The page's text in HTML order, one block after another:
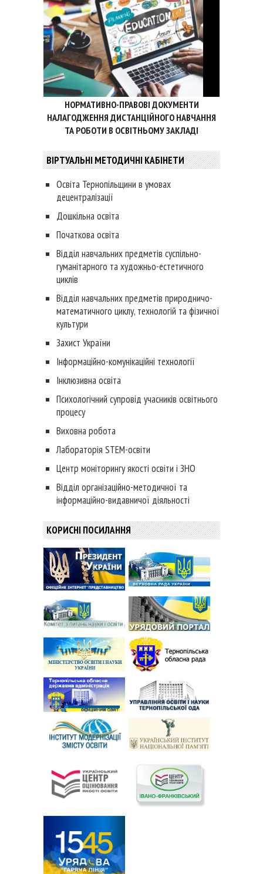
НОРМАТИВНО-ПРАВОВІ ДОКУМЕНТИ
НАЛАГОДЖЕННЯ ДИСТАНЦІЙНОГО НАВЧАННЯ
ТА РОБОТИ В ОСВІТНЬОМУ ЗАКЛАДІ
ВІРТУАЛЬНІ МЕТОДИЧНІ КАБІНЕТИ
Освіта Тернопільщини в умовах
децентралізації
Дошкільна освіта
Початкова освіта
Відділ навчальних предметів суспільно-
гуманітарного та художньо-естетичного
циклів
Відділ навчальних предметів природничо-
математичного циклу, технологій та фізичної
культури
Захист України
Інформаційно-комунікаційні технології
Інклюзивна освіта
Психологічний супровід учасників освітнього
процесу
Виховна робота
Лабораторія STEM-освіти
Центр моніторингу якості освіти і ЗНО
Відділ організаційно-методичної та
інформаційно-видавничої діяльності
КОРИСНІ ПОСИЛАННЯ